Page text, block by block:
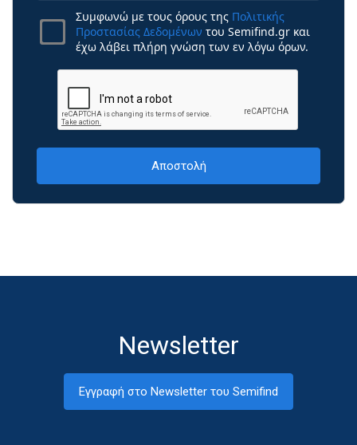
Συμφωνώ με τους όρους της Πολιτικής
Προστασίας Δεδομένων του Semifind.gr και
έχω λάβει πλήρη γνώση των εν λόγω όρων.
Newsletter
Εγγραφή στο Newsletter του Semifind